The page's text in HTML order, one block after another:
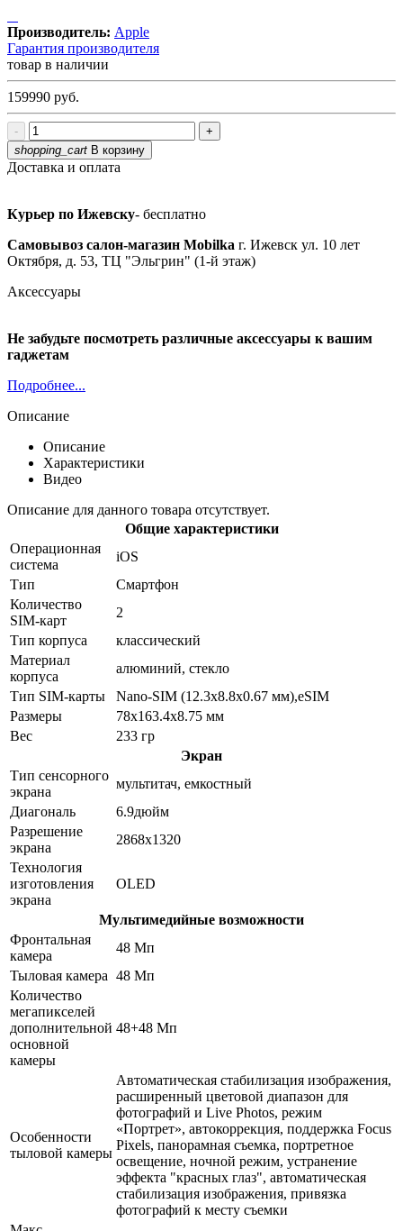
Производитель: Apple
Гарантия производителя
товар в наличии
159990 руб.
-
+
shopping_cart В корзину
Доставка и оплата
Курьер по Ижевску- бесплатно
Самовывоз салон-магазин Mobilka г. Ижевск ул. 10 лет
Октября, д. 53, ТЦ "Эльгрин" (1-й этаж)
Аксессуары
Не забудьте посмотреть различные аксессуары к вашим
гаджетам
Подробнее...
Описание
Описание
Характеристики
Видео
Описание для данного товара отсутствует.
Общие характеристики
Операционная
система
iOS
Тип
Смартфон
Количество
SIM-карт
2
Тип корпуса
классический
Материал
корпуса
алюминий, стекло
Тип SIM-карты
Nano-SIM (12.3x8.8x0.67 мм),eSIM
Размеры
78x163.4x8.75 мм
Вес
233 гр
Экран
Тип сенсорного
экрана
мультитач, емкостный
Диагональ
6.9дюйм
Разрешение
экрана
2868x1320
Технология
изготовления
экрана
OLED
Мультимедийные возможности
Фронтальная
камера
48 Мп
Тыловая камера 48 Мп
Количество
мегапикселей
дополнительной
основной
камеры
48+48 Мп
Особенности
тыловой камеры
Автоматическая стабилизация изображения,
расширенный цветовой диапазон для
фотографий и Live Photos, режим
«Портрет», автокоррекция, поддержка Focus
Pixels, панорамная съемка, портретное
освещение, ночной режим, устранение
эффекта "красных глаз", автоматическая
стабилизация изображения, привязка
фотографий к месту съемки